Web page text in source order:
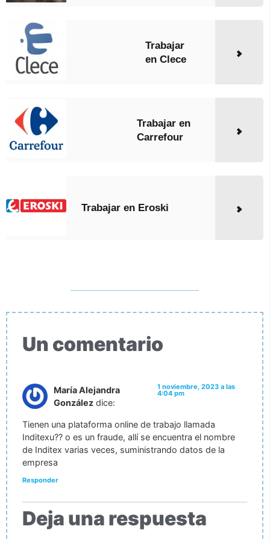
Trabajar
en Clece
Trabajar en
Carrefour
Trabajar en Eroski
Un comentario
María Alejandra
González dice:
1 noviembre, 2023 a las
4:04 pm
Tienen una plataforma online de trabajo llamada
Inditexu?? o es un fraude, allí se encuentra el nombre
de Inditex varias veces, suministrando datos de la
empresa
Responder
Deja una respuesta